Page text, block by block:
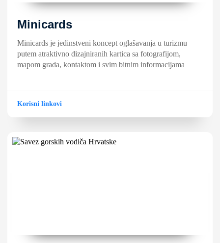
Minicards
Minicards je jedinstveni koncept oglašavanja u turizmu
putem atraktivno dizajniranih kartica sa fotografijom,
mapom grada, kontaktom i svim bitnim informacijama
Korisni linkovi